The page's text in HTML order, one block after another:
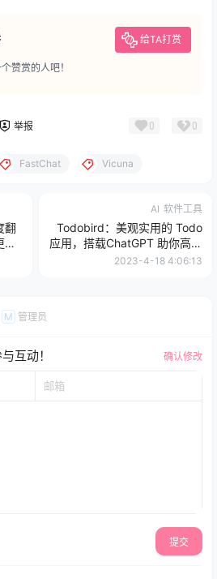
给TA打赏
赞赏的人吧！
举报 0 0
FastChat Vicuna
翻
便
AI 软件工具
Todobird：美观实用的 Todo
应用，搭载ChatGPT 助你高效
完成任务！
2023-4-18 4:06:13
M 管理员
互动！ 确认修改
提交